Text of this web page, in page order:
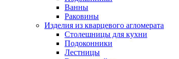
Ванны
Раковины
Изделия из кварцевого агломерата
Столешницы для кухни
Подоконники
Лестницы